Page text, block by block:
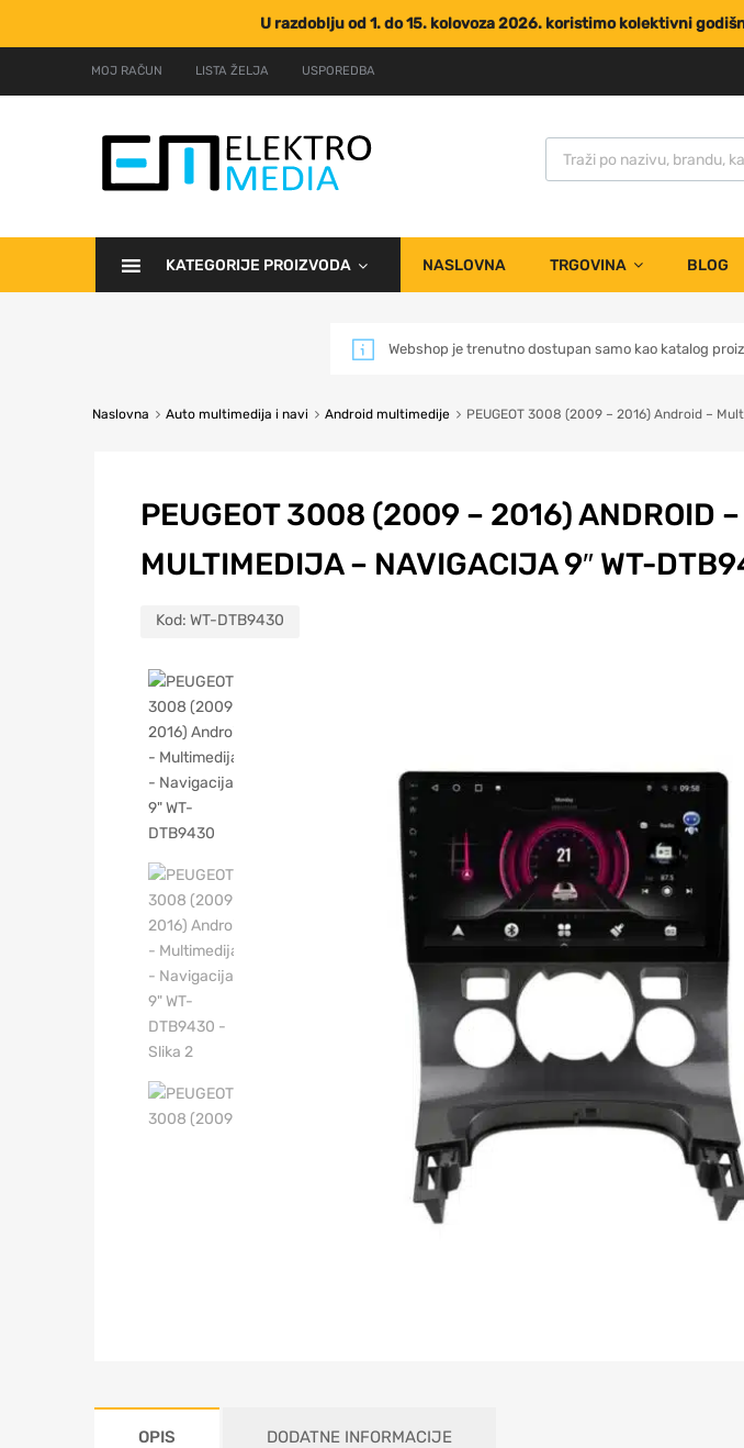
U razdoblju od 1. do 15. kolovoza 2026. koristimo kolektivni
MOJ RAČUN LISTA ŽELJA USPOREDBA
KATEGORIJE PROIZVODA NASLOVNA TRGOVINA BLOG
Webshop je trenutno dostupan samo kao katalog
Naslovna Auto multimedija i navi Android multimedije PEUGEOT 3008 (2009 – 2016) Android –
PEUGEOT 3008 (2009 – 2016) ANDROID –
MULTIMEDIJA – NAVIGACIJA 9″ WT-
Kod: WT-DTB9430
OPIS DODATNE INFORMACIJE